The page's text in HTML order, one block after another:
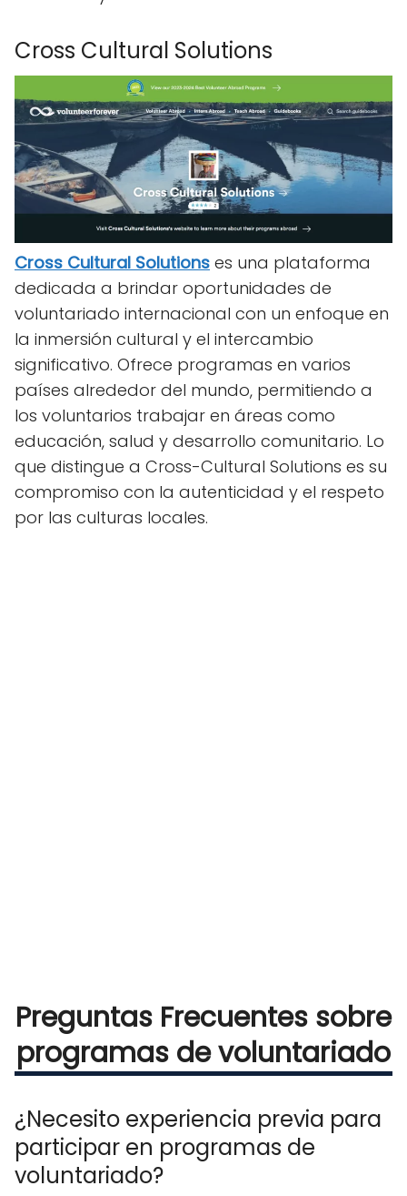
Cross Cultural Solutions
Cross Cultural Solutions es una plataforma
dedicada a brindar oportunidades de
voluntariado internacional con un enfoque en
la inmersión cultural y el intercambio
significativo. Ofrece programas en varios
países alrededor del mundo, permitiendo a
los voluntarios trabajar en áreas como
educación, salud y desarrollo comunitario. Lo
que distingue a Cross-Cultural Solutions es su
compromiso con la autenticidad y el respeto
por las culturas locales.
Preguntas Frecuentes sobre
programas de voluntariado
¿Necesito experiencia previa para
participar en programas de
voluntariado?